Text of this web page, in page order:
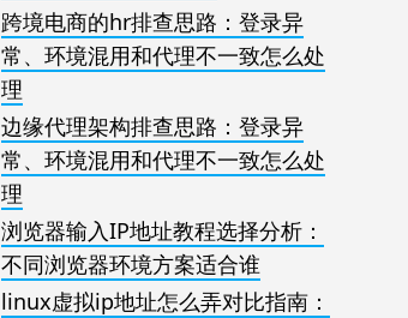
跨境电商的hr排查思路：登录异
常、环境混用和代理不一致怎么处
理
边缘代理架构排查思路：登录异
常、环境混用和代理不一致怎么处
理
浏览器输入IP地址教程选择分析：
不同浏览器环境方案适合谁
linux虚拟ip地址怎么弄对比指南：